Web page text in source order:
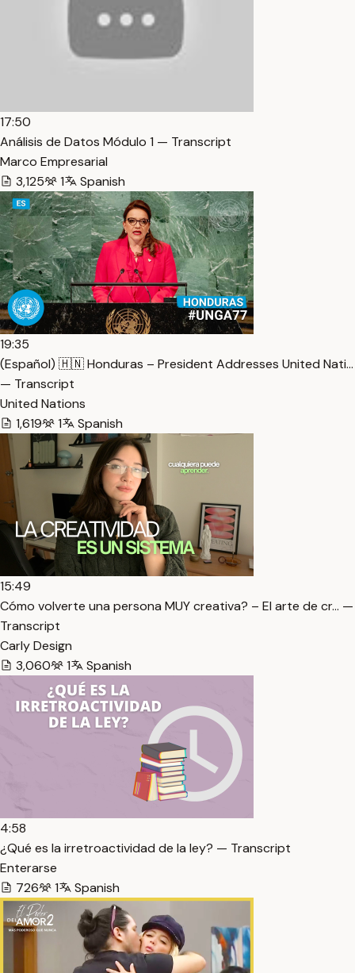
17:50
Análisis de Datos Módulo 1 — Transcript
Marco Empresarial
3,125
1 Spanish
19:35
(Español) 🇭🇳 Honduras – President Addresses United Nati…
— Transcript
United Nations
1,619
1 Spanish
15:49
Cómo volverte una persona MUY creativa? – El arte de cr… —
Transcript
Carly Design
3,060
1 Spanish
4:58
¿Qué es la irretroactividad de la ley? — Transcript
Enterarse
726
1 Spanish